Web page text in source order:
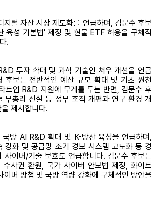
지털 자산 시장 제도화를 언급하며, 김문수 후보
육성 기본법' 제정 및 현물 ETF 허용을 구체적
.
투자 확대 및 과학 기술인 처우 개선을 언급
후보는 전반적인 예산 규모 확대 및 기초 원천
트업 R&D 지원에 무게를 두는 반면, 김문수 후
부총리 신설 등 정부 조직 개편과 연구 환경 개
제시합니다.
국방 AI R&D 확대 및 K-방산 육성을 언급하며,
강화 및 공급망 조기 경보 시스템 고도화 등 경
사이버/기술 보호도 언급합니다. 김문수 후보는
수사권 환원, 국가 사이버 안보법 제정, 화이트
이버 방첩 및 국방 역량 강화에 구체적인 방안을